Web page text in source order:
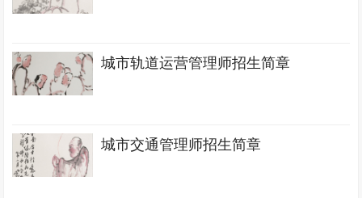
城市轨道运营管理师招生简章
城市交通管理师招生简章